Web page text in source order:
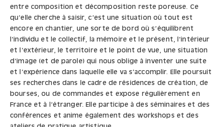
entre composition et décomposition reste poreuse. Ce
qu’elle cherche à saisir, c’est une situation où tout est
encore en chantier, une sorte de bord où s’équilibrent
l’individu et le collectif, la mémoire et le présent, l’intérieur
et l’extérieur, le territoire et le point de vue, une situation
d’image (et de parole) qui nous oblige à inventer une suite
et l’expérience dans laquelle elle va s’accomplir. Elle poursuit
ses recherches dans le cadre de résidences de création, de
bourses, ou de commandes et expose régulièrement en
France et à l’étranger. Elle participe à des séminaires et des
conférences et anime également des workshops et des